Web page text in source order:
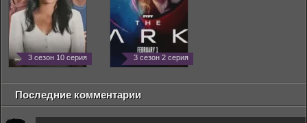
3 сезон 10 серия 3 сезон 2 серия
Последние комментарии